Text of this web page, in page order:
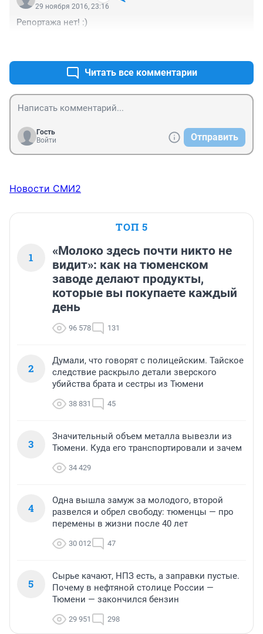
29 ноября 2016, 23:16
Репортажа нет! :)
Читать все комментарии
Гость
Войти
Отправить
Новости СМИ2
ТОП 5
1
«Молоко здесь почти никто не
видит»: как на тюменском
заводе делают продукты,
которые вы покупаете каждый
день
96 578 131
2
Думали, что говорят с полицейским. Тайское
следствие раскрыло детали зверского
убийства брата и сестры из Тюмени
38 831 45
3
Значительный объем металла вывезли из
Тюмени. Куда его транспортировали и зачем
34 429
4
Одна вышла замуж за молодого, второй
развелся и обрел свободу: тюменцы — про
перемены в жизни после 40 лет
30 012 47
5
Сырье качают, НПЗ есть, а заправки пустые.
Почему в нефтяной столице России —
Тюмени — закончился бензин
29 951 298